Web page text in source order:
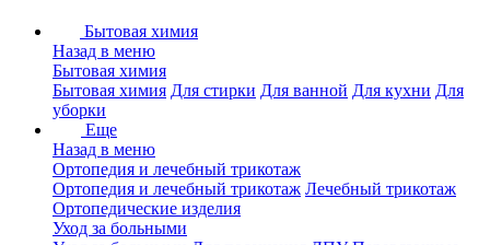
Бытовая химия
Назад в меню
Бытовая химия
Бытовая химия Для стирки Для ванной Для кухни Для
уборки
Еще
Назад в меню
Ортопедия и лечебный трикотаж
Ортопедия и лечебный трикотаж Лечебный трикотаж
Ортопедические изделия
Уход за больными